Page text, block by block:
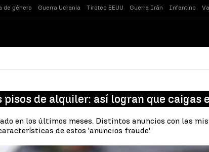
de género Guerra Ucrania Tiroteo EEUU Guerra Irán Infantino
de alquiler: así logran que caigas
en los últimos meses. Distintos anuncios con las
de estos 'anuncios fraude'.